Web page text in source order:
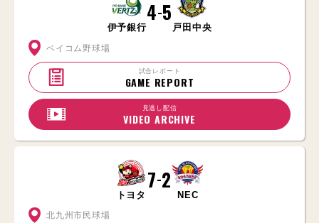
伊予銀行
4-5
戸田中央
ベイコム野球場
試合レポート
GAME REPORT
見逃し配信
VIDEO ARCHIVE
トヨタ
7-2
NEC
北九州市民球場